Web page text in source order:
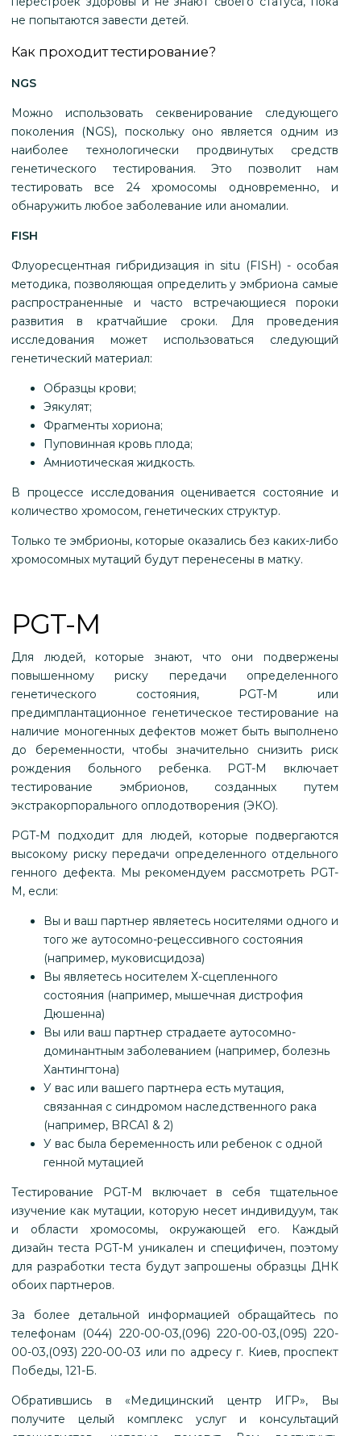
не попытаются завести детей.
Как проходит тестирование?
NGS
Можно использовать секвенирование следующего
поколения (NGS), поскольку оно является одним из
наиболее технологически продвинутых средств
генетического тестирования. Это позволит нам
тестировать все 24 хромосомы одновременно, и
обнаружить любое заболевание или аномалии.
FISH
Флуоресцентная гибридизация in situ (FISH) - особая
методика, позволяющая определить у эмбриона самые
распространенные и часто встречающиеся пороки
развития в кратчайшие сроки. Для проведения
исследования может использоваться следующий
генетический материал:
Образцы крови;
Эякулят;
Фрагменты хориона;
Пуповинная кровь плода;
Амниотическая жидкость.
В процессе исследования оценивается состояние и
количество хромосом, генетических структур.
Только те эмбрионы, которые оказались без каких-либо
хромосомных мутаций будут перенесены в матку.
PGT-M
Для людей, которые знают, что они подвержены
повышенному риску передачи определенного
генетического состояния, PGT-M или
предимплантационное генетическое тестирование на
наличие моногенных дефектов может быть выполнено
до беременности, чтобы значительно снизить риск
рождения больного ребенка. PGT-M включает
тестирование эмбрионов, созданных путем
экстракорпорального оплодотворения (ЭКО).
PGT-M подходит для людей, которые подвергаются
высокому риску передачи определенного отдельного
генного дефекта. Мы рекомендуем рассмотреть PGT-
M, если:
Вы и ваш партнер являетесь носителями одного и
того же аутосомно-рецессивного состояния
(например, муковисцидоза)
Вы являетесь носителем Х-сцепленного
состояния (например, мышечная дистрофия
Дюшенна)
Вы или ваш партнер страдаете аутосомно-
доминантным заболеванием (например, болезнь
Хантингтона)
У вас или вашего партнера есть мутация,
связанная с синдромом наследственного рака
(например, BRCA1 & 2)
У вас была беременность или ребенок с одной
генной мутацией
Тестирование PGT-M включает в себя тщательное
изучение как мутации, которую несет индивидуум, так
и области хромосомы, окружающей его. Каждый
дизайн теста PGT-M уникален и специфичен, поэтому
для разработки теста будут запрошены образцы ДНК
обоих партнеров.
За более детальной информацией обращайтесь по
телефонам (044) 220-00-03,(096) 220-00-03,(095) 220-
00-03,(093) 220-00-03 или по адресу г. Киев, проспект
Победы, 121-Б.
Обратившись в «Медицинский центр ИГР», Вы
получите целый комплекс услуг и консультаций